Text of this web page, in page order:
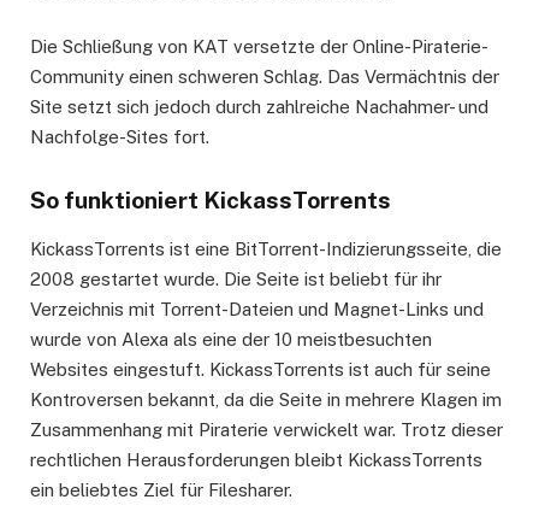
Die Schließung von KAT versetzte der Online-Piraterie-
Community einen schweren Schlag. Das Vermächtnis der
Site setzt sich jedoch durch zahlreiche Nachahmer- und
Nachfolge-Sites fort.
So funktioniert KickassTorrents
KickassTorrents ist eine BitTorrent-Indizierungsseite, die
2008 gestartet wurde. Die Seite ist beliebt für ihr
Verzeichnis mit Torrent-Dateien und Magnet-Links und
wurde von Alexa als eine der 10 meistbesuchten
Websites eingestuft. KickassTorrents ist auch für seine
Kontroversen bekannt, da die Seite in mehrere Klagen im
Zusammenhang mit Piraterie verwickelt war. Trotz dieser
rechtlichen Herausforderungen bleibt KickassTorrents
ein beliebtes Ziel für Filesharer.